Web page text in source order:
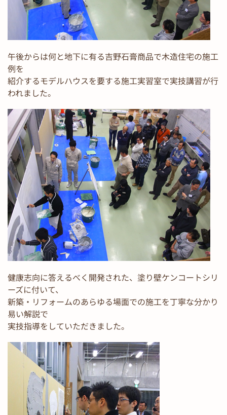
午後からは何と地下に有る吉野石膏商品で木造住宅の施工
例を
紹介するモデルハウスを要する施工実習室で実技講習が行
われました。
健康志向に答えるべく開発された、塗り壁ケンコートシリ
ーズに付いて、
新築・リフォームのあらゆる場面での施工を丁寧な分かり
易い解説で
実技指導をしていただきました。